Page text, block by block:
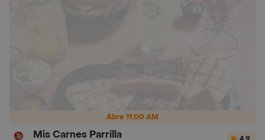
Abre 11:00 AM
Mis Carnes Parrilla